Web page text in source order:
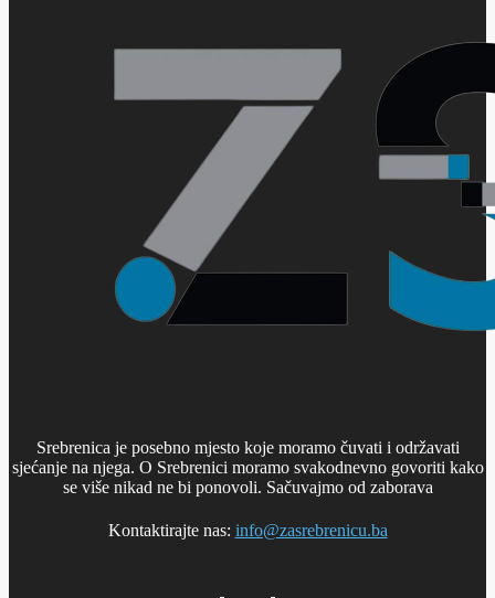
Srebrenica je posebno mjesto koje moramo čuvati i održavati
sjećanje na njega. O Srebrenici moramo svakodnevno govoriti kako
se više nikad ne bi ponovoli. Sačuvajmo od zaborava
Kontaktirajte nas: info@zasrebrenicu.ba